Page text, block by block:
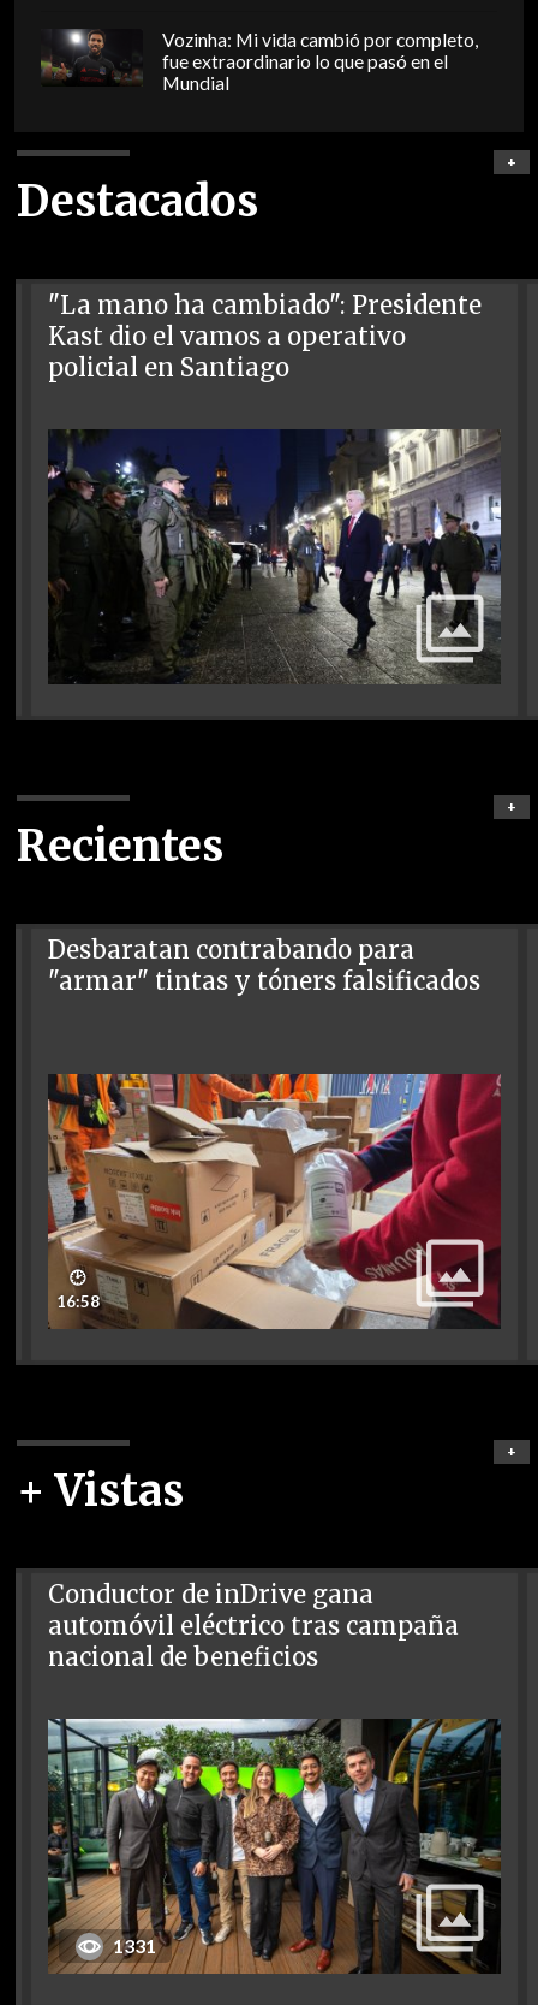
Vozinha: Mi vida cambió por completo,
fue extraordinario lo que pasó en el
Mundial
Destacados
+
"La mano ha cambiado": Presidente
Kast dio el vamos a operativo
policial en Santiago
Recientes
+
Desbaratan contrabando para
"armar" tintas y tóners falsificados
🕑
16:58
+ Vistas
+
Conductor de inDrive gana
automóvil eléctrico tras campaña
nacional de beneficios
1331